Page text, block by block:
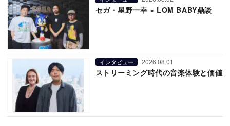
セガ・星野一幸 × LOM BABY鼎談
インタビュー 2026.08.01
ストリーミング時代の音楽体験と価値